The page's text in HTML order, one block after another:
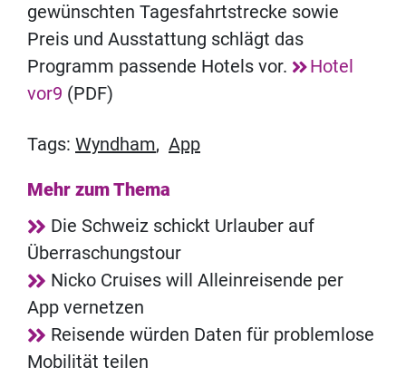
gewünschten Tagesfahrtstrecke sowie
Preis und Ausstattung schlägt das
Programm passende Hotels vor.
Hotel
vor9 (PDF)
Tags: Wyndham, App
Mehr zum Thema
Die Schweiz schickt Urlauber auf
Überraschungstour
Nicko Cruises will Alleinreisende per
App vernetzen
Reisende würden Daten für problemlose
Mobilität teilen